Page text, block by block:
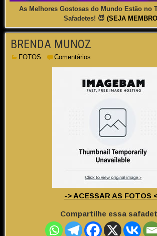
As Melhores Gostosas do Mundo Estão no
Safadetes! 😈 (SEJA
BRENDA MUNOZ
FOTOS Comentários
-> ACESSAR AS FOTOS
Compartilhe essa